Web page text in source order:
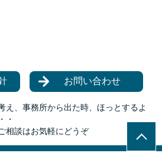
お問い合わせ
え、事務所から出た時、ほっとするよ
・
相談はお気軽にどうぞ